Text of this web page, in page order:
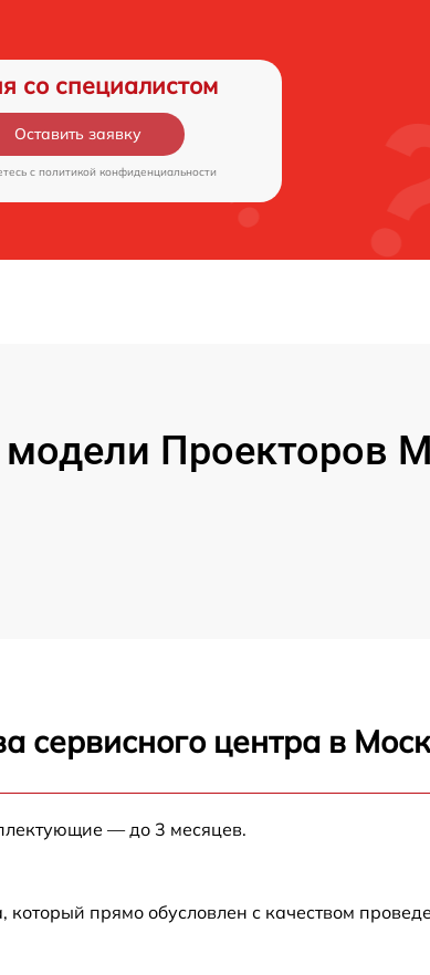
со специалистом
Оставить заявку
c политикой конфиденциальности
Проекторов
сервисного центра в
— до 3 месяцев.
прямо обусловлен с качеством